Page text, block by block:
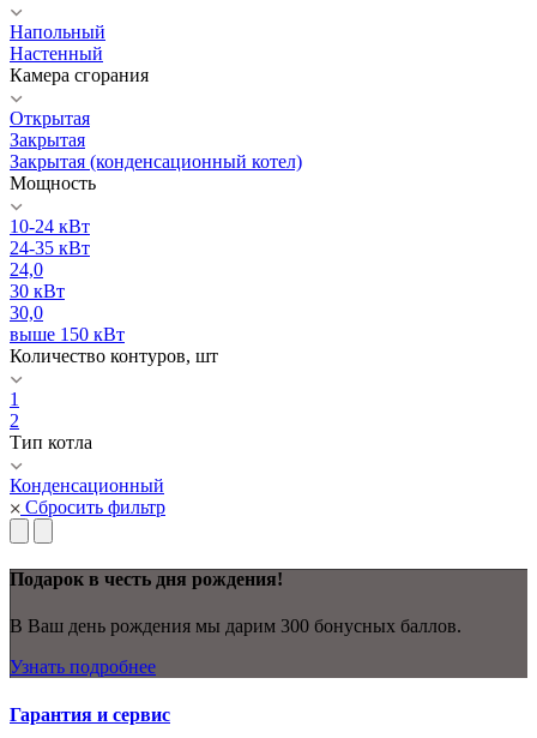
Напольный
Настенный
Камера сгорания
Открытая
Закрытая
Закрытая (конденсационный котел)
Мощность
10-24 кВт
24-35 кВт
24,0
30 кВт
30,0
выше 150 кВт
Количество контуров, шт
1
2
Тип котла
Конденсационный
Сбросить фильтр
Подарок в честь дня рождения!
В Ваш день рождения мы дарим 300 бонусных баллов.
Узнать подробнее
Гарантия и сервис